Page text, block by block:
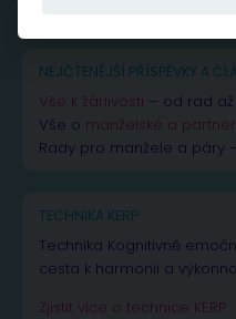
NEJČTENĚJŠÍ PŘÍSPĚVKY A
Vše k žárlivosti – od rad
Vše o manželské a
Rady pro manžele a páry
TECHNIKA KERP
Technika Kognitivně
cesta k harmonii a
Zjistit více o technice KERP